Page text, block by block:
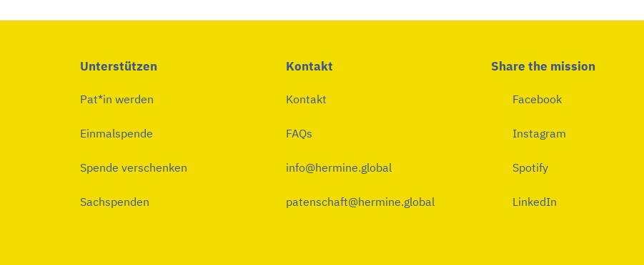
Unterstützen
Pat*in werden
Einmalspende
Spende verschenken
Sachspenden
Kontakt
Kontakt
FAQs
info@hermine.global
patenschaft@hermine.global
Share the mission
Facebook
Instagram
Spotify
LinkedIn